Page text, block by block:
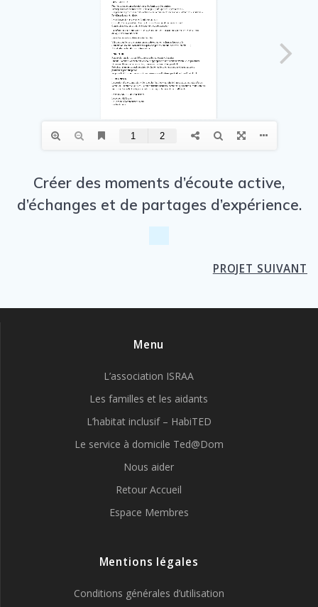
Créer des moments d’écoute active,
d’échanges et de partages d’expérience.
PROJET SUIVANT
Menu
L’association ISRAA
Les familles et les aidants
L’habitat inclusif – HabiTED
Le service à domicile Ted@Dom
Nous aider
Retour Accueil
Espace Membres
Mentions légales
Conditions générales d’utilisation